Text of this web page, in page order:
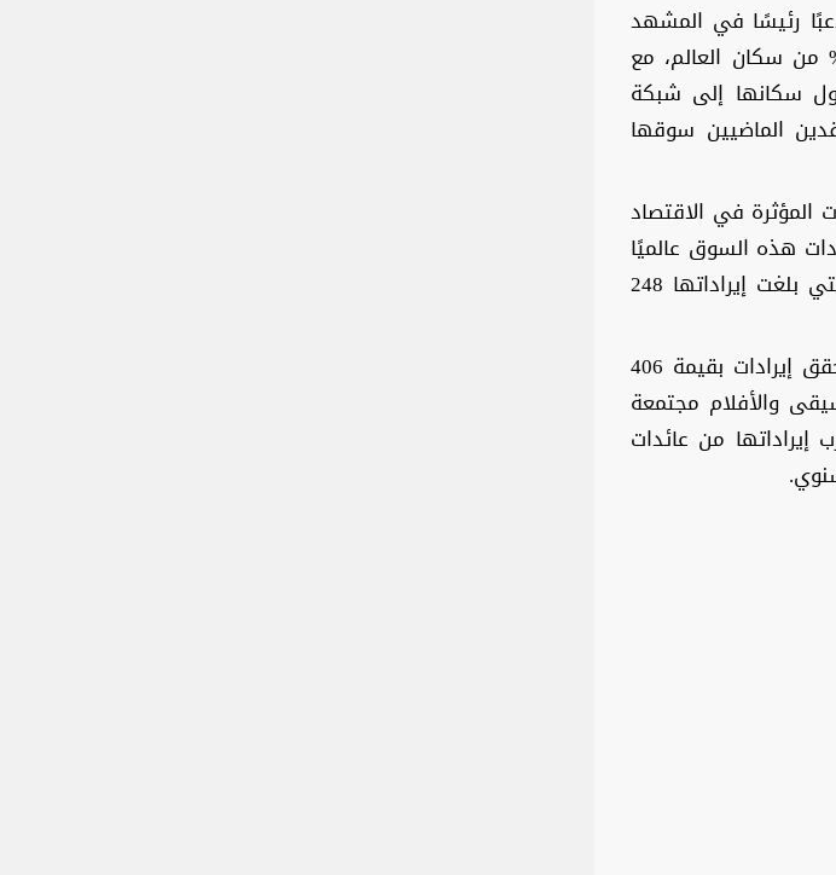
رئيسًا في المشهد
العالمي، بأكثر من 3 مليار شخص يستخدمونها، أي حوالي 40% من سكان العالم، مع
سكانها إلى شبكة
الماضيين سوقها
المؤثرة في الاقتصاد
المالية الهائلة التي تدرها، فقد بلغت عام 2022م إيرادات هذه السوق عالميًا
نحو 347 مليار دولار، الحصة الأكبر منها لسوق ألعاب الهواتف المحمولة التي بلغت إيراداتها 248
وثمة تقديرات حديثة تُشير إلى أن صناعة ألعاب الفيديو من المتوقع أن تحقق إيرادات بقيمة 406
صناعة الموسيقى والأفلام مجتمعة
إيراداتها من عائدات